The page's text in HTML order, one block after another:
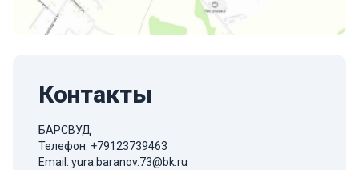
Контакты
БАРСВУД
Телефон: +79123739463
Email: yura.baranov.73@bk.ru